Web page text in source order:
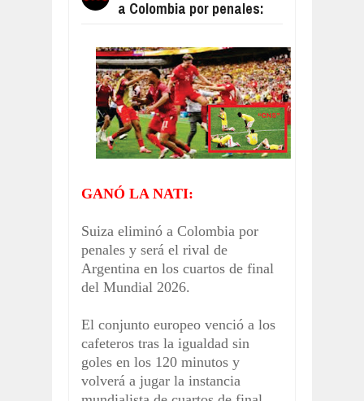
HAY PARO EN LOS PUERTOS DE
FACUNDO MOYANO QUEDÓ
Aug 04, 2026
RESUMEN DEL PARTIDO,
Aug 04, 2026
EL GOBIERNO LOGRÓ
Aug 07, 2026
a Colombia por penales:
GANÓ LA NATI:
Suiza eliminó a Colombia por
penales y será el rival de
Argentina en los cuartos de final
del Mundial 2026.
El conjunto europeo venció a los
cafeteros tras la igualdad sin
goles en los 120 minutos y
volverá a jugar la instancia